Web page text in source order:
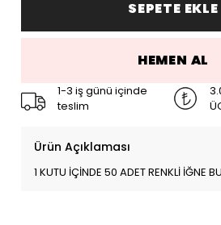
SEPETE EKLE
HEMEN AL
1-3 iş günü içinde
teslim
Ürün Açıklaması
1 KUTU İÇİNDE 50 ADET RENKLİ İĞNE